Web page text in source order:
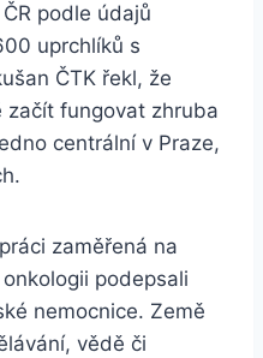
podle údajů
uprchlíků s
ČTK řekl, že
začít fungovat zhruba
centrální v Praze,
zaměřená na
podepsali
nemocnice. Země
vědě či